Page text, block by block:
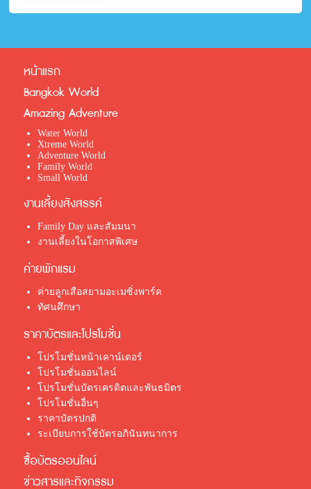
หน้าแรก
Bangkok World
Amazing Adventure
Water World
Xtreme World
Adventure World
Family World
Small World
งานเลี้ยงสังสรรค์
Family Day และสัมมนา
งานเลี้ยงในโอกาสพิเศษ
ค่ายพักแรม
ค่ายลูกเสือสยามอะเมซิ่งพาร์ค
ทัศนศึกษา
ราคาบัตรและโปรโมชั่น
โปรโมชั่นหน้าเคาน์เตอร์
โปรโมชั่นออนไลน์
โปรโมชั่นบัตรเครดิตและพันธมิตร
โปรโมชั่นอื่นๆ
ราคาบัตรปกติ
ระเบียบการใช้บัตรอภินันทนาการ
ซื้อบัตรออนไลน์
ข่าวสารและกิจกรรม